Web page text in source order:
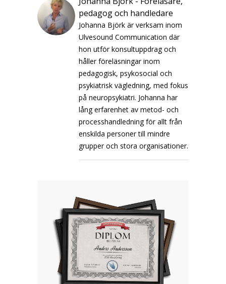
pedagog och handledare
Johanna Björk är verksam inom
Ulvesound Communication där
hon utför konsultuppdrag och
håller föreläsningar inom
pedagogisk, psykosocial och
psykiatrisk vägledning, med fokus
på neuropsykiatri. Johanna har
lång erfarenhet av metod- och
processhandledning för allt från
enskilda personer till mindre
grupper och stora organisationer.